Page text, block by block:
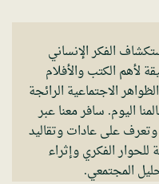
الفكر الإنساني
لأهم الكتب والأفلام
الاجتماعية الرائجة
اليوم. سافر معنا عبر
على عادات وتقاليد
الفكري وإثراء
المجتمعي.